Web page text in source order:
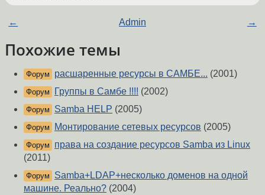
← Admin →
Похожие темы
Форум расшаренные ресурсы в САМБЕ... (2001)
Форум Группы в Самбе !!!! (2002)
Форум Samba HELP (2005)
Форум Монтирование сетевых ресурсов (2005)
Форум
права на создание ресурсов Samba из Linux
(2011)
Форум
Samba+LDAP+несколько доменов на одной
машине. Реально? (2004)